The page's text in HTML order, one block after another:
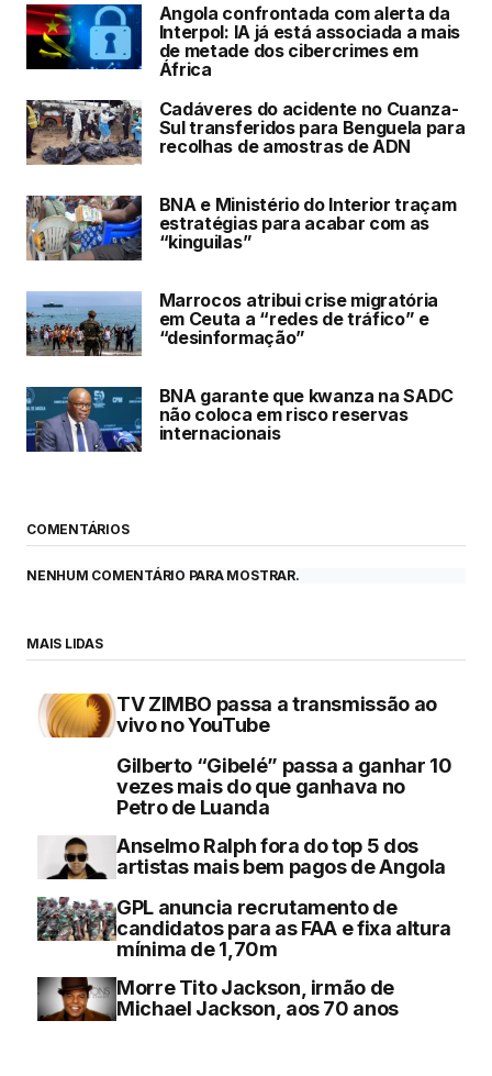
Angola confrontada com alerta da
Interpol: IA já está associada a mais
de metade dos cibercrimes em
África
Cadáveres do acidente no Cuanza-
Sul transferidos para Benguela para
recolhas de amostras de ADN
BNA e Ministério do Interior traçam
estratégias para acabar com as
“kinguilas”
Marrocos atribui crise migratória
em Ceuta a “redes de tráfico” e
“desinformação”
BNA garante que kwanza na SADC
não coloca em risco reservas
internacionais
COMENTÁRIOS
NENHUM COMENTÁRIO PARA MOSTRAR.
MAIS LIDAS
TV ZIMBO passa a transmissão ao
vivo no YouTube
Gilberto “Gibelé” passa a ganhar 10
vezes mais do que ganhava no
Petro de Luanda
Anselmo Ralph fora do top 5 dos
artistas mais bem pagos de Angola
GPL anuncia recrutamento de
candidatos para as FAA e fixa altura
mínima de 1,70m
Morre Tito Jackson, irmão de
Michael Jackson, aos 70 anos